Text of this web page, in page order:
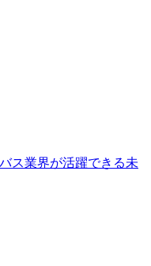
ス業界が活躍できる未